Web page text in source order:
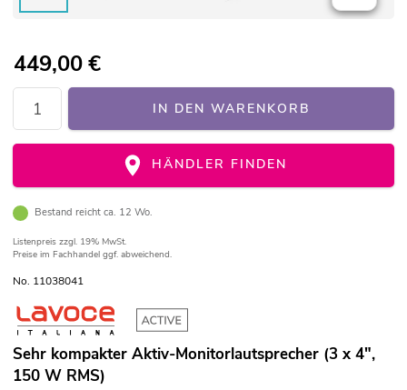
449,00€
IN DEN WARENKORB
HÄNDLER FINDEN
Bestand reicht ca. 12 Wo.
Listenpreis zzgl. 19% MwSt.
Preise im Fachhandel ggf. abweichend.
No. 11038041
Sehr kompakter Aktiv-Monitorlautsprecher (3 x 4",
150 W RMS)